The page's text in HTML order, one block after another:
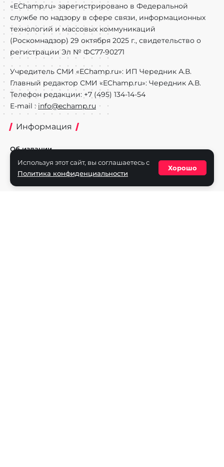
«EChamp.ru» зарегистрировано в Федеральной
службе по надзору в сфере связи, информационных
технологий и массовых коммуникаций
(Роскомнадзор) 29 октября 2025 г., свидетельство о
регистрации Эл № ФС77-90271
Учредитель СМИ «EChamp.ru»: ИП Чередник А.В.
Главный редактор СМИ «EChamp.ru»: Чередник А.В.
Телефон редакции: +7 (495) 134-14-54
E-mail : info@echamp.ru
Информация
Об издании
Реклама на портале
Политика конфиденциальности
Используя этот сайт, вы соглашаетесь с
Политика конфиденциальности
Хорошо